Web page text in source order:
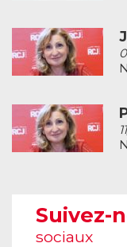
Suivez-
sociaux